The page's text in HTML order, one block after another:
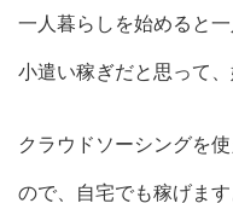
一人暮らしを始めると
小遣い稼ぎだと思って
クラウドソーシングを
ので、自宅でも稼げます